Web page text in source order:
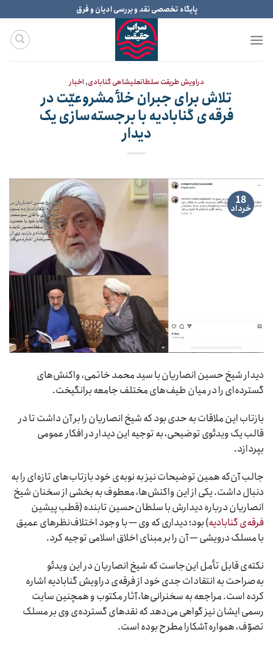
to
content
پایگاه تخصصی نقد و بررسی ادیان و فرق
دراویش طریقت سلطانعلیشاهی گنابادی,اخبار
تلاش برای جبران خلأ مشروعیّت در
فرقه‌ی گنابادیه با برجسته‌سازی یک
دیدار
18
خرداد
دیدار شیخ حسین انصاریان با سید محمد خاتمی، واکنش‌های
گسترده‌ای را در میان طیف‌های مختلف جامعه برانگیخت.
بازتاب این ملاقات به حدی بود که شیخ انصاریان را بر آن داشت تا در
قالب یک ویدئوی توضیحی، به توجیه این دیدار در افکار عمومی
بپردازد.
جالب آن‌که همین توضیحات نیز به نوبه‌ی خود بازتاب‌های تازه‌ای را به
دنبال داشت. یکی از این واکنش‌ها، معطوف به بخشی از سخنان شیخ
انصاریان درباره دیدارش با سلطان‌حسین تابنده (قطب پیشین
فرقه‌ی گنابادیه) بود؛ دیداری که وی — با وجود اختلاف‌نظرهای عمیق
با مسلک درویشی — آن را بر مبنای اخلاق اسلامی توجیه کرد.
نکته‌ی قابل تأمل این‌جاست که شیخ انصاریان در این ویدئو
به‌صراحت به انتقادات جدی خود از فرقه‌ی دراویش گنابادیه اشاره
کرده است. مراجعه به سخنرانی‌ها، آثار مکتوب و همچنین سایت
رسمی ایشان نیز گواهی می‌دهد که نقدهای گسترده‌ی وی بر مسلک
تصوّف، همواره آشکارا مطرح بوده است.